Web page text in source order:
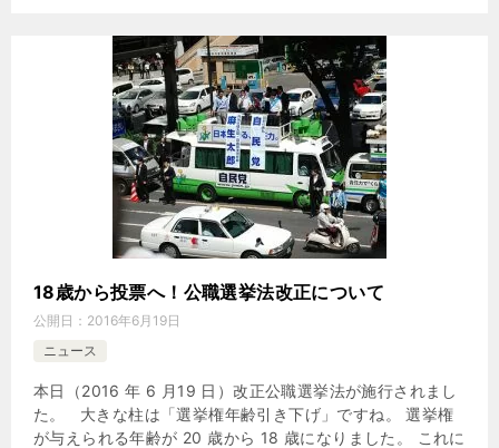
18歳から投票へ！公職選挙法改正について
公開日： 2016年6月19日
ニュース
本日（2016 年 6 月19 日）改正公職選挙法が施行されまし
た。 大きな柱は「選挙権年齢引き下げ」ですね。 選挙権
が与えられる年齢が 20 歳から 18 歳になりました。 これに